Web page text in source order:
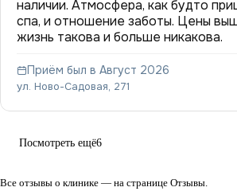
наличии. Атмосфера, как будто
спа, и отношение заботы. Цены
жизнь такова и больше никакова.
Приём был в Август 2026
ул. Ново-Садовая, 271
Посмотреть ещё6
Все отзывы о клинике — на странице Отзывы